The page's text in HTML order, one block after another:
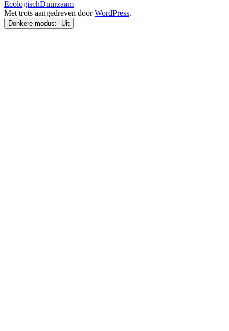
EcologischDuurzaam
Met trots aangedreven doorWordPress.
Donkere modus: